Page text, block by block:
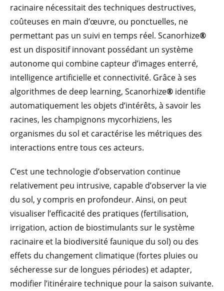
racinaire nécessitait des techniques destructives,
coûteuses en main d’œuvre, ou ponctuelles, ne
permettant pas un suivi en temps réel. Scanorhize®
est un dispositif innovant possédant un système
autonome qui combine capteur d’images enterré,
intelligence artificielle et connectivité. Grâce à ses
algorithmes de deep learning, Scanorhize® identifie
automatiquement les objets d’intérêts, à savoir les
racines, les champignons mycorhiziens, les
organismes du sol et caractérise les métriques des
interactions entre tous ces acteurs.
C’est une technologie d’observation continue
relativement peu intrusive, capable d’observer la vie
du sol, y compris en profondeur. Ainsi, on peut
visualiser l’efficacité des pratiques (fertilisation,
irrigation, action de biostimulants sur le système
racinaire et la biodiversité faunique du sol) ou des
effets du changement climatique (fortes pluies ou
sécheresse sur de longues périodes) et adapter,
modifier l’itinéraire technique pour la saison suivante.